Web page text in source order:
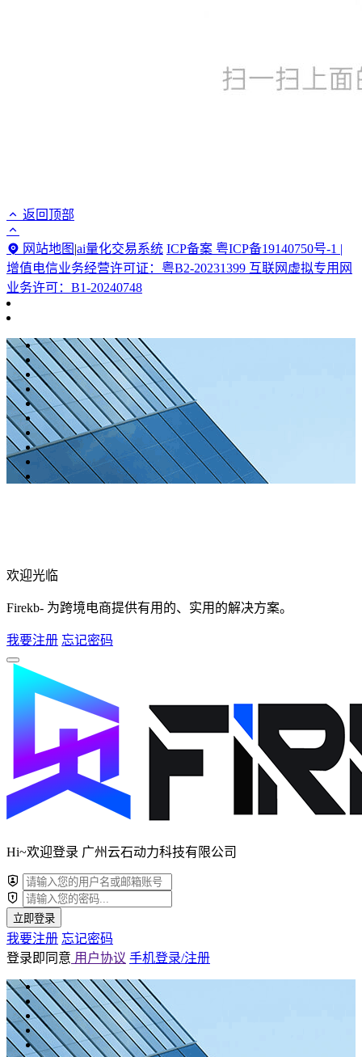
返回顶部
网站地图 |ai量化交易系统 ICP备案 粤ICP备19140750号-1 |
增值电信业务经营许可证：粤B2-20231399 互联网虚拟专用网
业务许可：B1-20240748
欢迎光临
Firekb- 为跨境电商提供有用的、实用的解决方案。
我要注册 忘记密码
Hi~欢迎登录 广州云石动力科技有限公司
立即登录
我要注册 忘记密码
登录即同意 用户协议 手机登录/注册